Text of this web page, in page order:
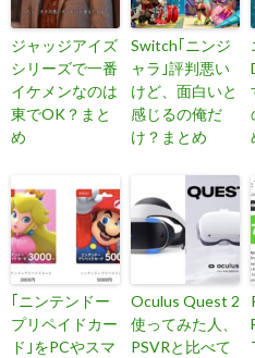
ジャッジアイズ
シリーズで一番
イケメンなのは
東でOK？まと
め
Switch｢ニンジ
ャラ｣評判悪い
けど、面白いと
感じるの俺だ
け？まとめ
｢ニンテンドー
プリペイドカー
ド｣をPCやスマ
Oculus Quest 2
使ってみた人、
PSVRと比べて